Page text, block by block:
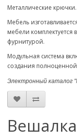
Металлические крючки.
Мебель
мебели комплектуется
фурнитурой.
Модульная система
создания полноценной
Электронный каталог